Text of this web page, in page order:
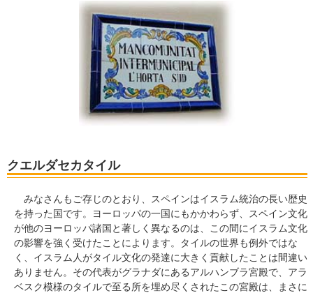
クエルダセカタイル
みなさんもご存じのとおり、スペインはイスラム統治の長い歴史
を持った国です。ヨーロッパの一国にもかかわらず、スペイン文化
が他のヨーロッパ諸国と著しく異なるのは、この間にイスラム文化
の影響を強く受けたことによります。タイルの世界も例外ではな
く、イスラム人がタイル文化の発達に大きく貢献したことは間違い
ありません。その代表がグラナダにあるアルハンブラ宮殿で、アラ
ベスク模様のタイルで至る所を埋め尽くされたこの宮殿は、まさに